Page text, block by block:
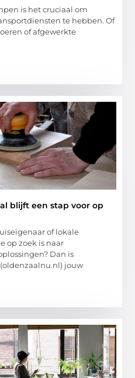
is het cruciaal om
te hebben. Of
of afgewerkte
blijft een stap voor op
of lokale
op zoek is naar
Dan is
jouw